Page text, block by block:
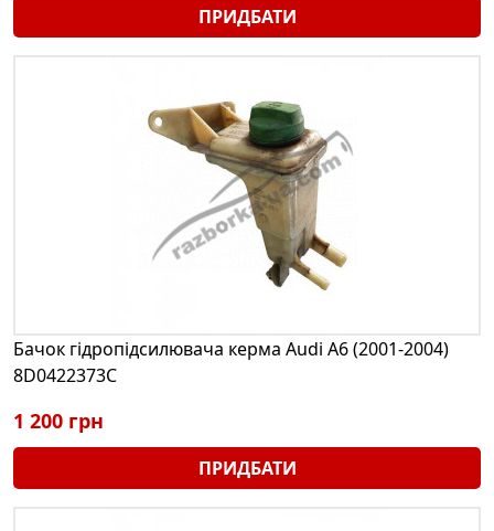
ПРИДБАТИ
Бачок гідропідсилювача керма Audi A6 (2001-2004)
8D0422373C
1 200 грн
ПРИДБАТИ